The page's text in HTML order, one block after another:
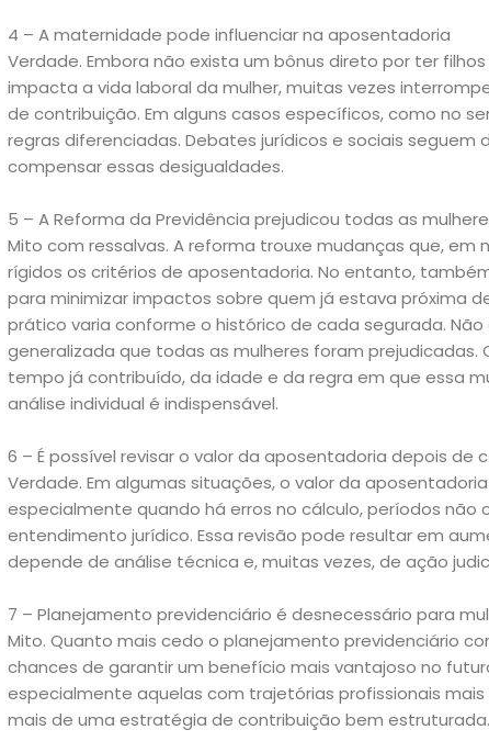
Início
Academia
Beleza
Bora
lá!
Casa
e
Decoração
Exclusiva
Homem
Mães
&
Filhos
4 – A maternidade pode influenciar na aposentadoria
Verdade. Embora não exista um bônus direto por ter
impacta a vida laboral da mulher, muitas vezes
de contribuição. Em alguns casos específicos, como no
regras diferenciadas. Debates jurídicos e sociais seguem
compensar essas desigualdades.
5 – A Reforma da Previdência prejudicou todas as
Mito com ressalvas. A reforma trouxe mudanças que, em
rígidos os critérios de aposentadoria. No entanto,
para minimizar impactos sobre quem já estava próxima
prático varia conforme o histórico de cada segurada.
generalizada que todas as mulheres foram prejudicadas.
tempo já contribuído, da idade e da regra em que essa
análise individual é indispensável.
6 – É possível revisar o valor da aposentadoria depois de
Verdade. Em algumas situações, o valor da
especialmente quando há erros no cálculo, períodos não
entendimento jurídico. Essa revisão pode resultar em
depende de análise técnica e, muitas vezes, de ação
7 – Planejamento previdenciário é desnecessário para
Mito. Quanto mais cedo o planejamento previdenciário
chances de garantir um benefício mais vantajoso no
especialmente aquelas com trajetórias profissionais
mais de uma estratégia de contribuição bem estruturada.